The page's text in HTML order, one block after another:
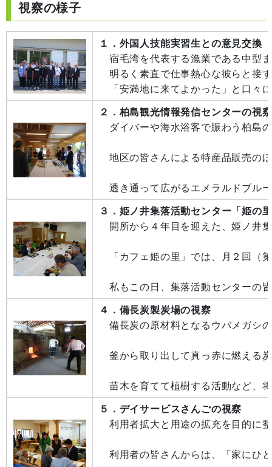
視察の様子
１．外国人技能実習生との意見交換
宿毛湾を代表する漁業である中型
明るく素直で仕事熱心な彼らと接
「安満地に来てよかった」と口々
２．柏島観光情報発信センターの視察
ダイバーや海水浴客で賑わう柏島
地区の皆さんによる特産品販売の
透き通って広がるエメラルドブル
３．姫ノ井集落活動センター「姫の
開所から４年目を迎えた、姫ノ井
「カフェ姫の里」では、月２回（
私もこの日、集落活動センターの
４．備長炭製炭場の視察
備長炭の原材料となるウバメガシ
釜から取り出して真っ赤に燃える
苗木を育てて植樹する活動など、
５．デイサービスさんごの視察
利用者拡大と用途の拡充を目的に
利用者の皆さんからは、「家にひ